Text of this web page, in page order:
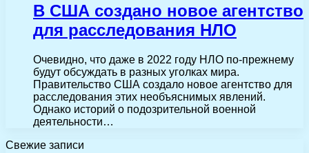
В США создано новое агентство
для расследования НЛО
Очевидно, что даже в 2022 году НЛО по-прежнему
будут обсуждать в разных уголках мира.
Правительство США создало новое агентство для
расследования этих необъяснимых явлений.
Однако историй о подозрительной военной
деятельности…
Свежие записи